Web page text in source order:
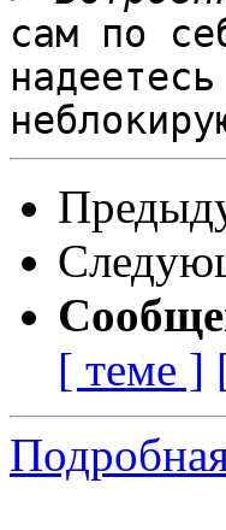
сам по
[ теме ]